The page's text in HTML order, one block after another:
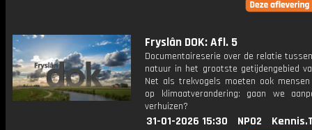
Fryslân DOK: Afl. 5
Documentaireserie over de relatie
natuur in het grootste getijdengebied
Net als trekvogels moeten ook
op klimaatverandering: gaan we
verhuizen?
31-01-2026 15:30 NPO2